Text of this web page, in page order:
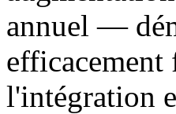
annuel —
efficacement
l'intégration